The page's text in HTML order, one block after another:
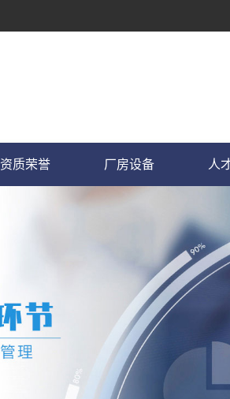
资质荣誉 厂房设备 人